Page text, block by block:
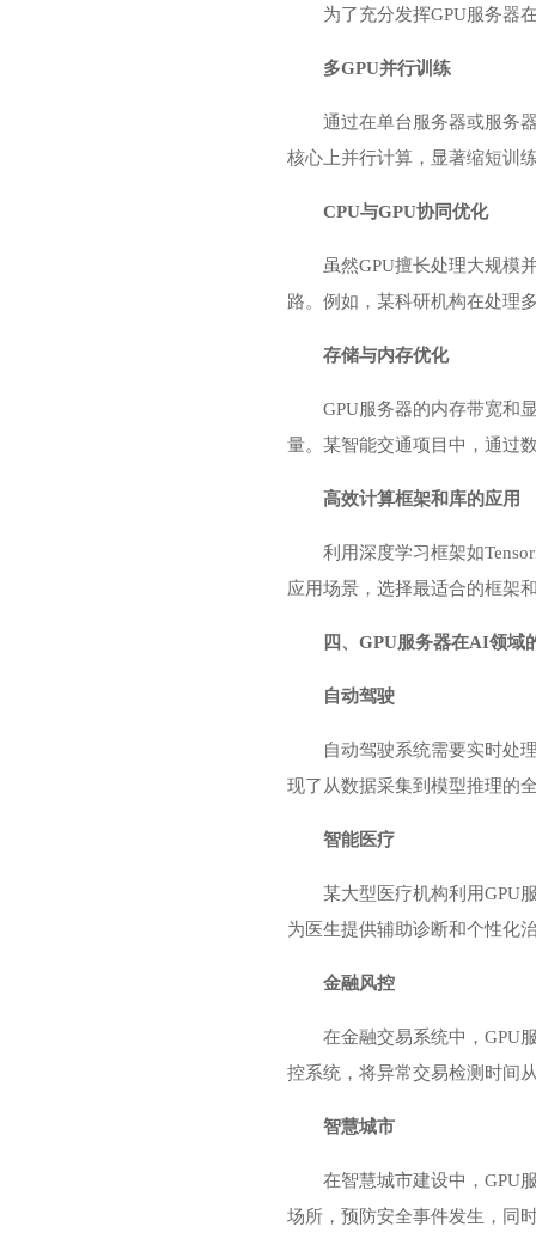
为了充分发挥GPU服务器
多GPU并行训练
通过在单台服务器或服务
核心上并行计算，显著缩短训
CPU与GPU协同优化
虽然GPU擅长处理大规模
路。例如，某科研机构在处理
存储与内存优化
GPU服务器的内存带宽和
量。某智能交通项目中，通过
高效计算框架和库的应用
利用深度学习框架如
应用场景，选择最适合的框架
四、GPU服务器在AI领域
自动驾驶
自动驾驶系统需要实时处
现了从数据采集到模型推理的
智能医疗
某大型医疗机构利用GPU
为医生提供辅助诊断和个性化
金融风控
在金融交易系统中，GPU
控系统，将异常交易检测时间
智慧城市
在智慧城市建设中，GPU
场所，预防安全事件发生，同